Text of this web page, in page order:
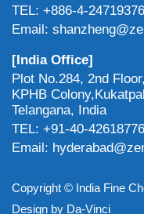
TEL: +886-4-24719376
Email:
[India Office]
Plot No.284, 2nd
KPHB
Telangana, India
TEL: +91-40-42618776
Email:
Copyright © India Fine
Design by Da-Vinci